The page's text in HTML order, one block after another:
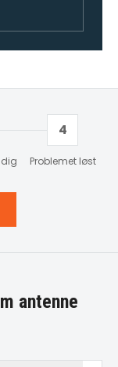
4
Problemet løst
antenne